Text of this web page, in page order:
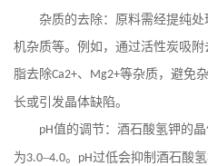
杂质的去除：原料需经提纯
机杂质等。例如，通过活性炭吸
脂去除Ca2+、 Mg2+等杂质，避免
长或引发晶体缺陷。
pH值的调节：酒石酸氢钾的
为3.0–4.0。 pH过低会抑制酒石酸